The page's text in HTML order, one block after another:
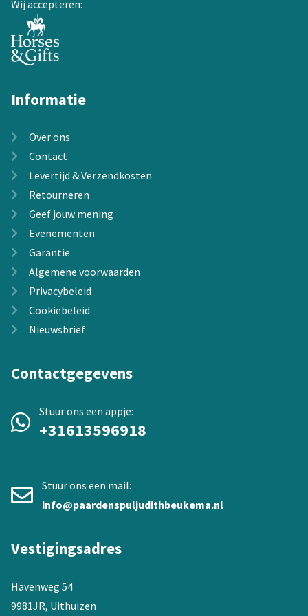
Wij accepteren:
Informatie
Over ons
Contact
Levertijd & Verzendkosten
Retourneren
Geef jouw mening
Evenementen
Garantie
Algemene voorwaarden
Privacybeleid
Cookiebeleid
Nieuwsbrief
Contactgegevens
Stuur ons een appje:
+31613596918
Stuur ons een mail:
info@paardenspuljudithbeukema.nl
Vestigingsadres
Havenweg 54
9981JR, Uithuizen